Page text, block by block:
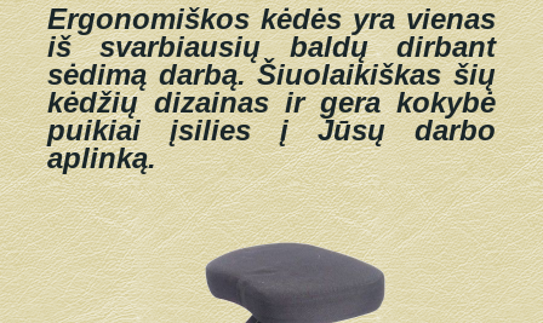
Ergonomiškos kėdės yra vienas
iš svarbiausių baldų dirbant
sėdimą darbą.Šiuolaikiškas šių
kėdžių dizainas ir gera kokybė
puikiai įsilies į Jūsų darbo
aplinką.